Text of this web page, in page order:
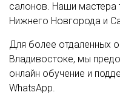
салонов. Наши мастера
Нижнего Новгорода и
Для более отдаленных
Владивостоке, мы
онлайн обучение и
WhatsApp.